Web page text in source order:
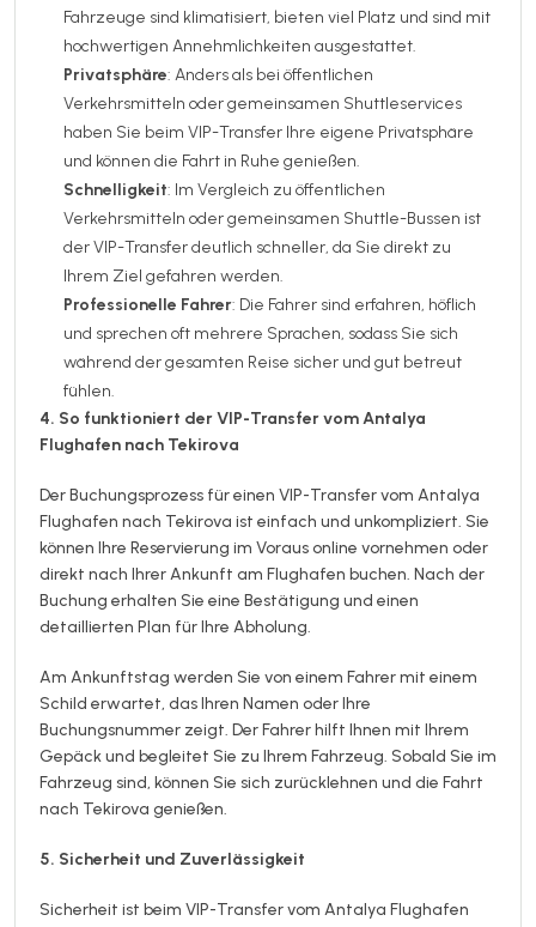
Fahrzeuge sind klimatisiert, bieten viel Platz und sind mit
hochwertigen Annehmlichkeiten ausgestattet.
Privatsphäre: Anders als bei öffentlichen
Verkehrsmitteln oder gemeinsamen Shuttleservices
haben Sie beim VIP-Transfer Ihre eigene Privatsphäre
und können die Fahrt in Ruhe genießen.
Schnelligkeit: Im Vergleich zu öffentlichen
Verkehrsmitteln oder gemeinsamen Shuttle-Bussen ist
der VIP-Transfer deutlich schneller, da Sie direkt zu
Ihrem Ziel gefahren werden.
Professionelle Fahrer: Die Fahrer sind erfahren, höflich
und sprechen oft mehrere Sprachen, sodass Sie sich
während der gesamten Reise sicher und gut betreut
fühlen.
4. So funktioniert der VIP-Transfer vom Antalya
Flughafen nach Tekirova
Der Buchungsprozess für einen VIP-Transfer vom Antalya
Flughafen nach Tekirova ist einfach und unkompliziert. Sie
können Ihre Reservierung im Voraus online vornehmen oder
direkt nach Ihrer Ankunft am Flughafen buchen. Nach der
Buchung erhalten Sie eine Bestätigung und einen
detaillierten Plan für Ihre Abholung.
Am Ankunftstag werden Sie von einem Fahrer mit einem
Schild erwartet, das Ihren Namen oder Ihre
Buchungsnummer zeigt. Der Fahrer hilft Ihnen mit Ihrem
Gepäck und begleitet Sie zu Ihrem Fahrzeug. Sobald Sie im
Fahrzeug sind, können Sie sich zurücklehnen und die Fahrt
nach Tekirova genießen.
5. Sicherheit und Zuverlässigkeit
Sicherheit ist beim VIP-Transfer vom Antalya Flughafen